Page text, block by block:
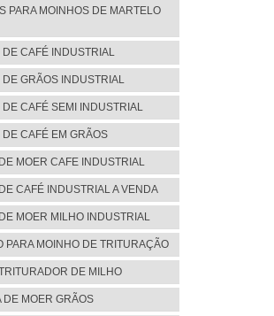
PARA MOINHOS DE MARTELO
DE CAFÉ INDUSTRIAL
DE GRÃOS INDUSTRIAL
DE CAFÉ SEMI INDUSTRIAL
DE CAFÉ EM GRÃOS
MOER CAFE INDUSTRIAL
CAFÉ INDUSTRIAL A VENDA
MOER MILHO INDUSTRIAL
PARA MOINHO DE TRITURAÇÃO
DE MILHO
DE MOER GRÃOS